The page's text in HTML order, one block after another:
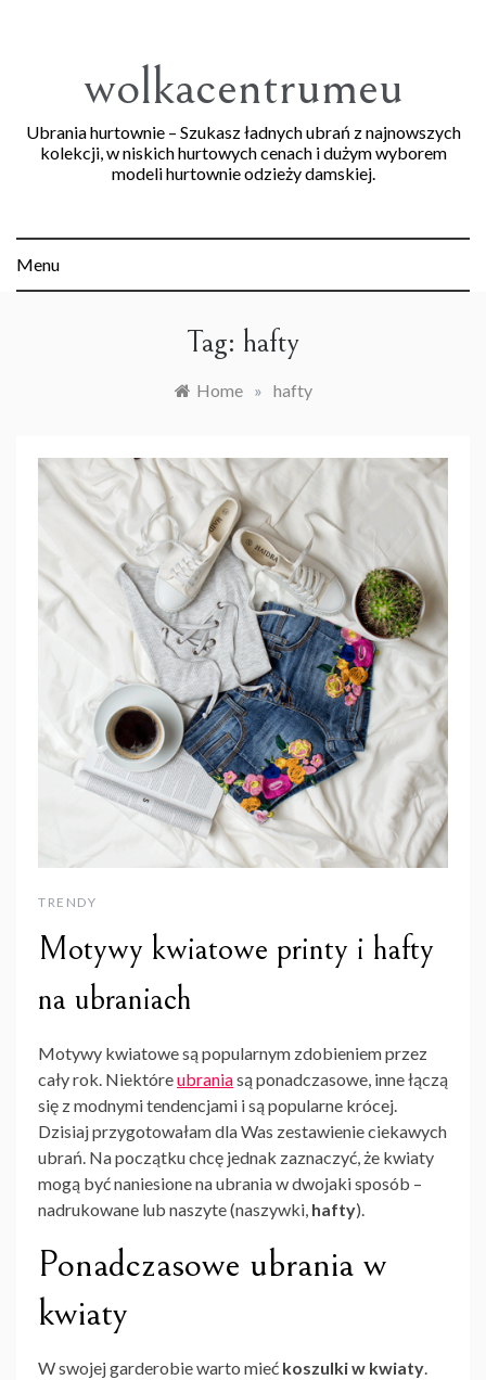
wolkacentrumeu
Ubrania hurtownie – Szukasz ładnych ubrań z najnowszych
kolekcji, w niskich hurtowych cenach i dużym wyborem
modeli hurtownie odzieży damskiej.
Menu
Tag: hafty
Home » hafty
TRENDY
Motywy kwiatowe printy i hafty
na ubraniach
Motywy kwiatowe są popularnym zdobieniem przez
cały rok. Niektóreubraniasą ponadczasowe, inne łączą
się z modnymi tendencjami i są popularne krócej.
Dzisiaj przygotowałam dla Was zestawienie ciekawych
ubrań. Na początku chcę jednak zaznaczyć, że kwiaty
mogą być naniesione na ubrania w dwojaki sposób –
nadrukowane lub naszyte (naszywki, hafty).
Ponadczasowe ubrania w
kwiaty
W swojej garderobie warto mieć koszulki w kwiaty.